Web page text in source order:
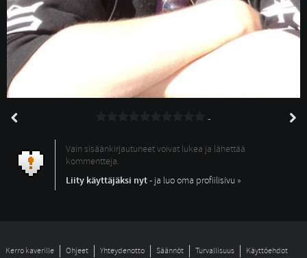
-
Vain sisäänkirjautuneet voivat lukea ja lähettää
kommentteja.
Liity käyttäjäksi nyt- ja luo oma profiilisivu »
Kerro kaverille Ohjeet Yhteydenotto Säännöt Turvallisuus Käyttöehdot